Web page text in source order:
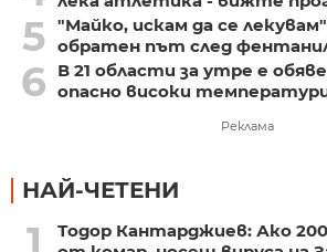
5 "Майко, искам да се
обратен път след
6
В 21 области за утре е
опасно високи
Реклама
НАЙ-ЧЕТЕНИ
1
Тодор Кантарджиев: Ако